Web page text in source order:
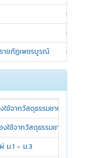
0
0
าชภัฏเพชรบูรณ์ 0
ช้จากวัสดุธรรมชาติในท้อง
ใช้จากวัสดุธรรมชาติในท้อ
ม.1 - ม.3